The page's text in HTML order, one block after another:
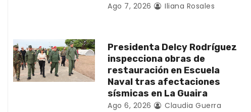
t
r
a
Ago 7, 2026 Iliana Rosales
Presidenta Delcy Rodríguez
inspecciona obras de
restauración en Escuela
Naval tras afectaciones
sísmicas en La Guaira
Ago 6, 2026
Claudia Guerra